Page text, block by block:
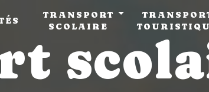
TRANSPORT
SCOLAIRE